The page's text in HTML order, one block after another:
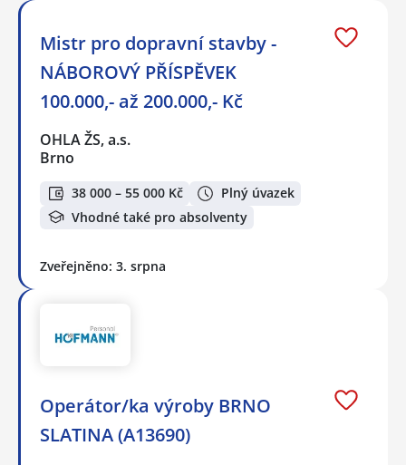
Mistr pro dopravní stavby -
NÁBOROVÝ PŘÍSPĚVEK
100.000,- až 200.000,- Kč
OHLA ŽS, a.s.
Brno
38 000 – 55 000 Kč
Plný úvazek
Vhodné také pro absolventy
Zveřejněno: 3. srpna
Operátor/ka výroby BRNO
SLATINA (A13690)